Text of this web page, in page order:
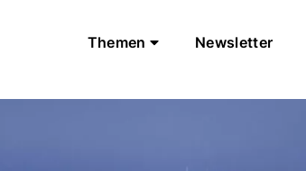
Themen Newsletter